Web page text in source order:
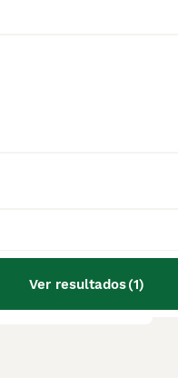
Ver resultados(1)
animales.
de un